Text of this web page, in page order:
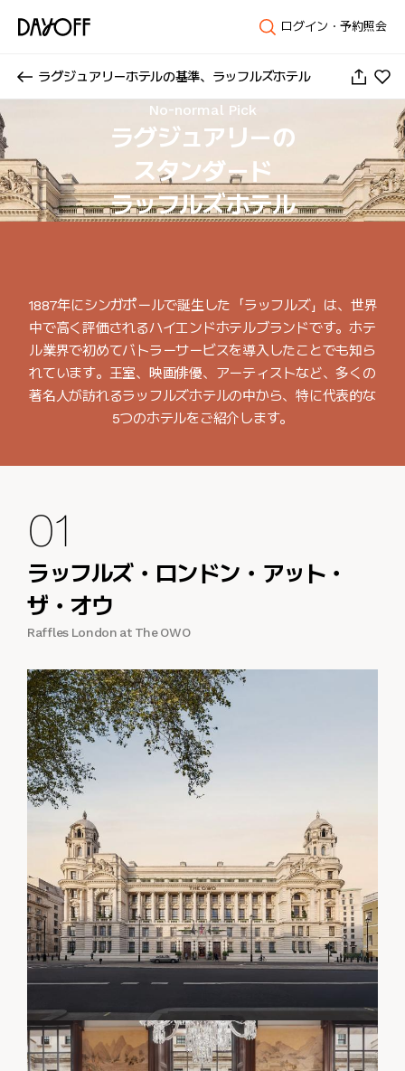
ログイン・予約照会
ラグジュアリーホテルの基準、ラッフルズホテル
No-normal Pick
ラグジュアリーの
スタンダード
ラッフルズホテル
1887年にシンガポールで誕生した「ラッフルズ」は、世界
中で高く評価されるハイエンドホテルブランドです。ホテ
ル業界で初めてバトラーサービスを導入したことでも知ら
れています。王室、映画俳優、アーティストなど、多くの
著名人が訪れるラッフルズホテルの中から、特に代表的な
5つのホテルをご紹介します。
01
ラッフルズ・ロンドン・アット・
ザ・オウ
Raffles London at The OWO